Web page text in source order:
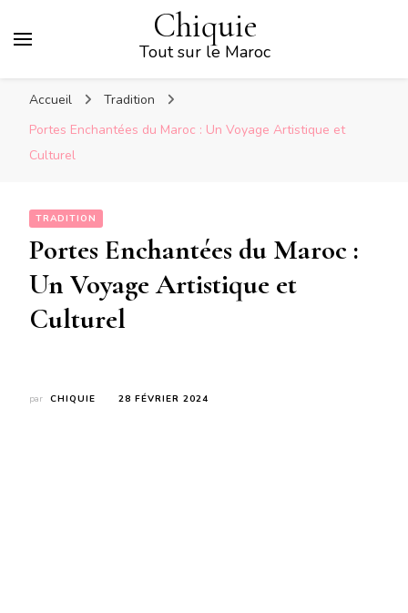
Chiquie
Tout sur le Maroc
Accueil
Tradition
Portes Enchantées du Maroc : Un Voyage Artistique et
Culturel
TRADITION
Portes Enchantées du Maroc :
Un Voyage Artistique et
Culturel
par CHIQUIE 28 FÉVRIER 2024